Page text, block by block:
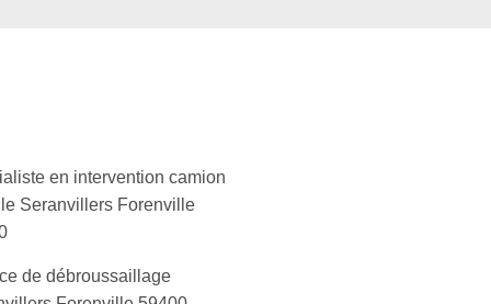
en intervention camion
Seranvillers Forenville
de débroussaillage